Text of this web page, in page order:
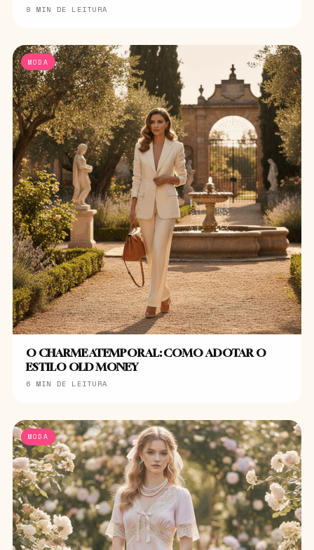
8 MIN DE LEITURA
MODA
O CHARME ATEMPORAL: COMO ADOTAR O
ESTILO OLD MONEY
6 MIN DE LEITURA
MODA